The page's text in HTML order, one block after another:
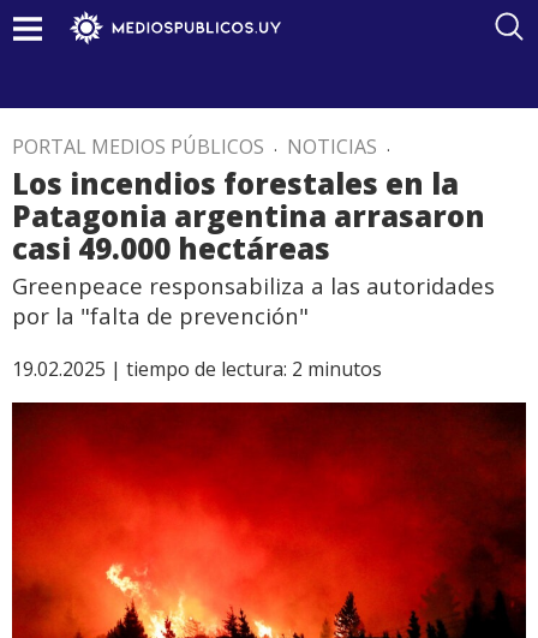
PORTAL MEDIOS PÚBLICOS . NOTICIAS .
Los incendios forestales en la
Patagonia argentina arrasaron
casi 49.000 hectáreas
Greenpeace responsabiliza a las autoridades
por la "falta de prevención"
19.02.2025 | tiempo de lectura: 2 minutos